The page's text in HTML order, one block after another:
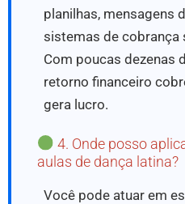
planilhas, mensagens
sistemas de cobrança
Com poucas dezenas
retorno financeiro
gera lucro.
4. Onde posso
aulas de dança latina?
Você pode atuar em